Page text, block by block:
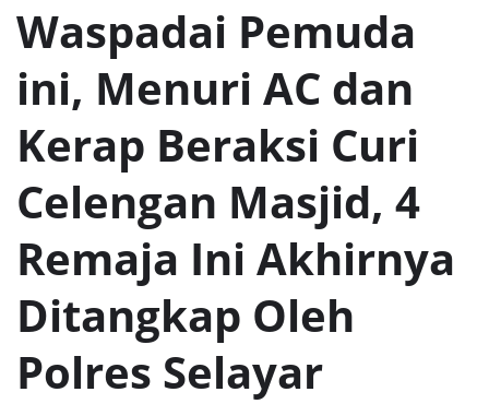
Waspadai Pemuda
ini, Menuri AC dan
Kerap Beraksi Curi
Celengan Masjid, 4
Remaja Ini Akhirnya
Ditangkap Oleh
Polres Selayar